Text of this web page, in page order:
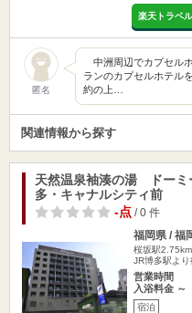
楽天トラベ
匿名
中洲周辺でカプセル
ランのカプセルホテル
約の上…
関連情報から探す
天然温泉袖湊の湯 ドーミ
多・キャナルシティ前
-点/ 0 件
福岡県 / 福
桜坂駅2.75km
JR博多駅よ
営業時間
入浴料金 ～
宿泊